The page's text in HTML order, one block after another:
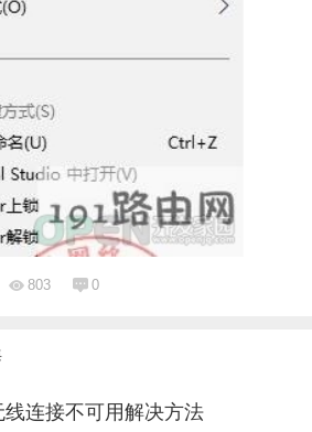
803 0
连接不可用解决方法